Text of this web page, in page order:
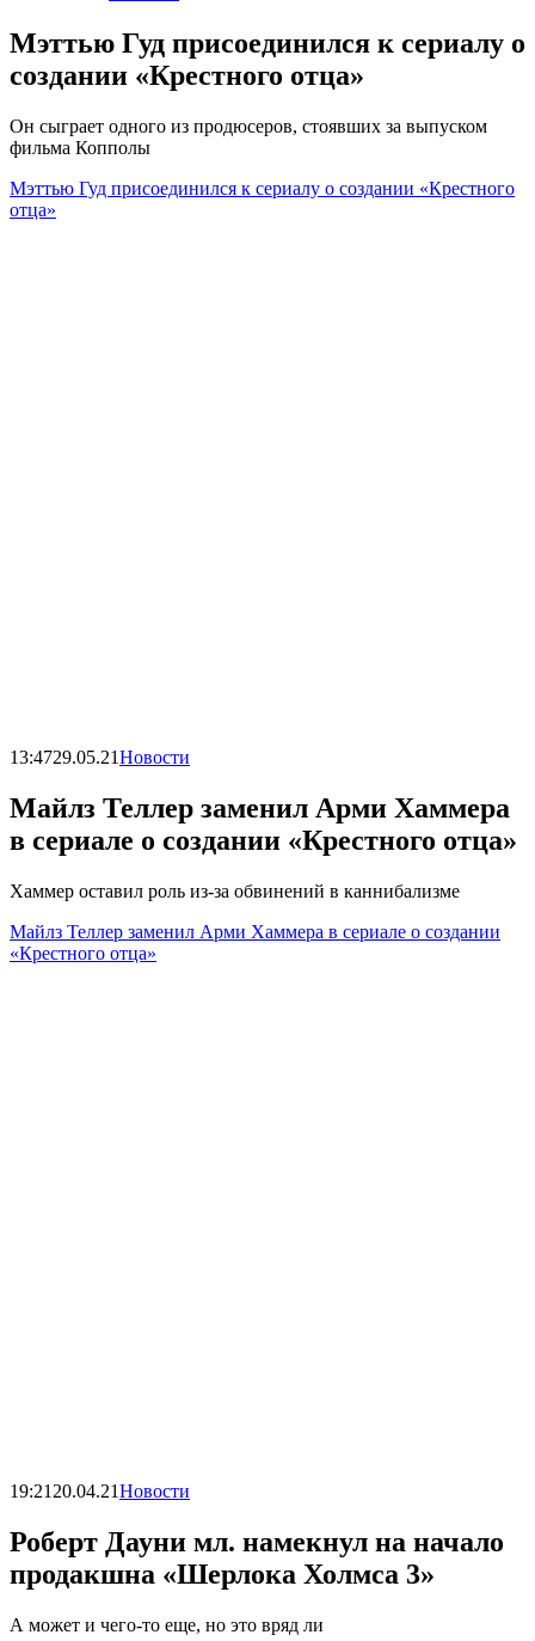
Мэттью Гуд присоединился к сериалу о
создании «Крестного отца»
Он сыграет одного из продюсеров, стоявших за выпуском
фильма Копполы
Мэттью Гуд присоединился к сериалу о создании «Крестного
отца»
13:4729.05.21Новости
Майлз Теллер заменил Арми Хаммера
в сериале о создании «Крестного отца»
Хаммер оставил роль из-за обвинений в каннибализме
Майлз Теллер заменил Арми Хаммера в сериале о создании
«Крестного отца»
19:21 20.04.21Новости
Роберт Дауни мл. намекнул на начало
продакшна «Шерлока Холмса 3»
А может и чего-то еще, но это вряд ли